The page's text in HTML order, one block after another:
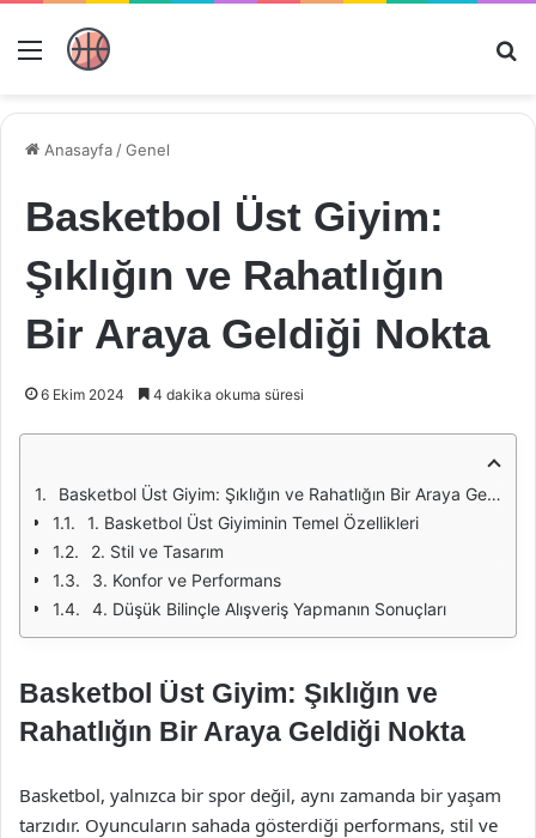
Menü
Anasayfa /Genel
Basketbol Üst Giyim:
Şıklığın ve Rahatlığın
Bir Araya Geldiği Nokta
6 Ekim 2024 4 dakika okuma süresi
Basketbol Üst Giyim: Şıklığın ve Rahatlığın Bir Araya Geldiği Nokta
1. Basketbol Üst Giyiminin Temel Özellikleri
2. Stil ve Tasarım
3. Konfor ve Performans
4. Düşük Bilinçle Alışveriş Yapmanın Sonuçları
Basketbol Üst Giyim: Şıklığın ve
Rahatlığın Bir Araya Geldiği Nokta
Basketbol, yalnızca bir spor değil, aynı zamanda bir yaşam
tarzıdır. Oyuncuların sahada gösterdiği performans, stil ve